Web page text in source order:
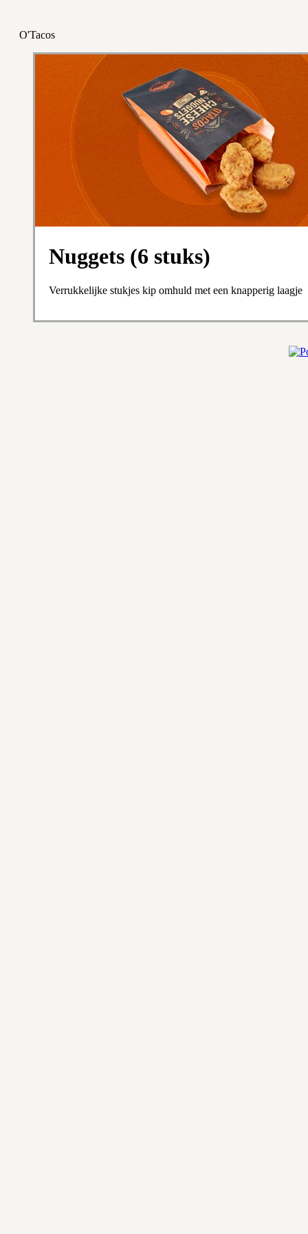
O'Tacos
Nuggets (6 stuks)
Verrukkelijke stukjes kip omhuld met een knapperig laagje